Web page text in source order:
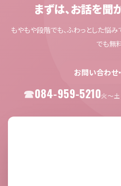
まずは、お話を聞
もやもや段階でも、ふわっとした悩
でも無
お問い合わせ
084-959-5210火〜